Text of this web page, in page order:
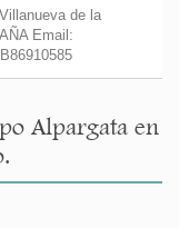
de la
Email:
Alpargata en